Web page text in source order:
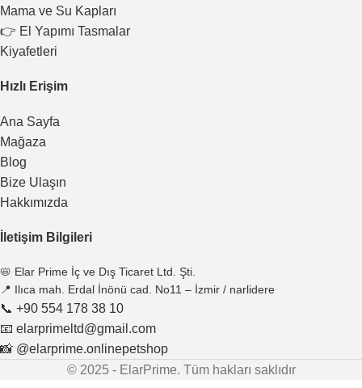
Mama ve Su Kapları
👉 El Yapımı Tasmalar
Kiyafetleri
Hızlı Erişim
Ana Sayfa
Mağaza
Blog
Bize Ulaşın
Hakkımızda
İletişim Bilgileri
📛 Elar Prime İç ve Dış Ticaret Ltd. Şti.
📍 Ilıca mah. Erdal İnönü cad. No11 – İzmir / narlidere
📞 +90 554 178 38 10
📧 elarprimeltd@gmail.com
📸 @elarprime.onlinepetshop
© 2025 - ElarPrime. Tüm hakları saklıdır